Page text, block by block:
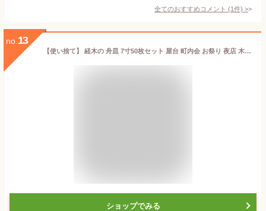
全てのおすすめコメント (1件) >
no. 13
【使い捨て】 経木の 舟皿 7寸50枚セット 屋台 町内会 お祭り 夜店 木皿 薄板 器 業務用 たこ焼き パーティー タコパ 船皿
ショップでみる